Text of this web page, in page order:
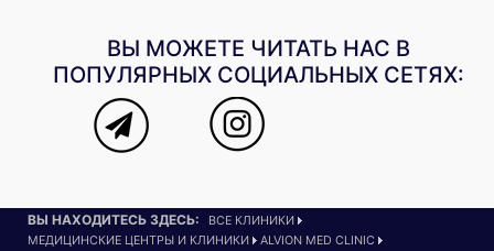
ВЫ МОЖЕТЕ ЧИТАТЬ НАС В
ПОПУЛЯРНЫХ СОЦИАЛЬНЫХ СЕТЯХ:
ВЫ НАХОДИТЕСЬ ЗДЕСЬ:
ВСЕ КЛИНИКИ
МЕДИЦИНСКИЕ ЦЕНТРЫ И КЛИНИКИ
ALVION MED CLINIC